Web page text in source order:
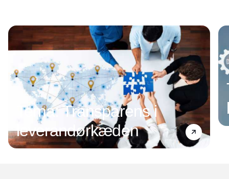
Tema: Transparens i
leverandørkæden